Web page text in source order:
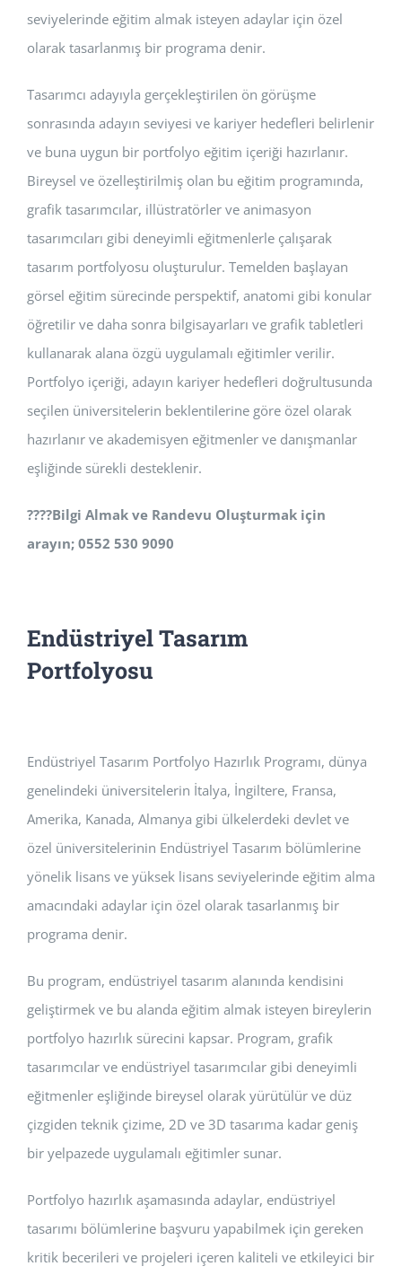
seviyelerinde eğitim almak isteyen adaylar için özel
olarak tasarlanmış bir programa denir.
Tasarımcı adayıyla gerçekleştirilen ön görüşme
sonrasında adayın seviyesi ve kariyer hedefleri belirlenir
ve buna uygun bir portfolyo eğitim içeriği hazırlanır.
Bireysel ve özelleştirilmiş olan bu eğitim programında,
grafik tasarımcılar, illüstratörler ve animasyon
tasarımcıları gibi deneyimli eğitmenlerle çalışarak
tasarım portfolyosu oluşturulur. Temelden başlayan
görsel eğitim sürecinde perspektif, anatomi gibi konular
öğretilir ve daha sonra bilgisayarları ve grafik tabletleri
kullanarak alana özgü uygulamalı eğitimler verilir.
Portfolyo içeriği, adayın kariyer hedefleri doğrultusunda
seçilen üniversitelerin beklentilerine göre özel olarak
hazırlanır ve akademisyen eğitmenler ve danışmanlar
eşliğinde sürekli desteklenir.
????Bilgi Almak ve Randevu Oluşturmak için
arayın; 0552 530 9090
Endüstriyel Tasarım
Portfolyosu
Endüstriyel Tasarım Portfolyo Hazırlık Programı, dünya
genelindeki üniversitelerin İtalya, İngiltere, Fransa,
Amerika, Kanada, Almanya gibi ülkelerdeki devlet ve
özel üniversitelerinin Endüstriyel Tasarım bölümlerine
yönelik lisans ve yüksek lisans seviyelerinde eğitim alma
amacındaki adaylar için özel olarak tasarlanmış bir
programa denir.
Bu program, endüstriyel tasarım alanında kendisini
geliştirmek ve bu alanda eğitim almak isteyen bireylerin
portfolyo hazırlık sürecini kapsar. Program, grafik
tasarımcılar ve endüstriyel tasarımcılar gibi deneyimli
eğitmenler eşliğinde bireysel olarak yürütülür ve düz
çizgiden teknik çizime, 2D ve 3D tasarıma kadar geniş
bir yelpazede uygulamalı eğitimler sunar.
Portfolyo hazırlık aşamasında adaylar, endüstriyel
tasarımı bölümlerine başvuru yapabilmek için gereken
kritik becerileri ve projeleri içeren kaliteli ve etkileyici bir